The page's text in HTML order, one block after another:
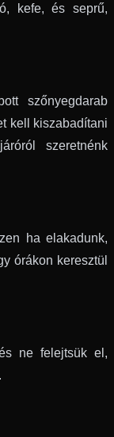
kefe, és seprű,
szőnyegdarab
kell kiszabadítani
szeretnénk
ha elakadunk,
órákon keresztül
ne felejtsük el,